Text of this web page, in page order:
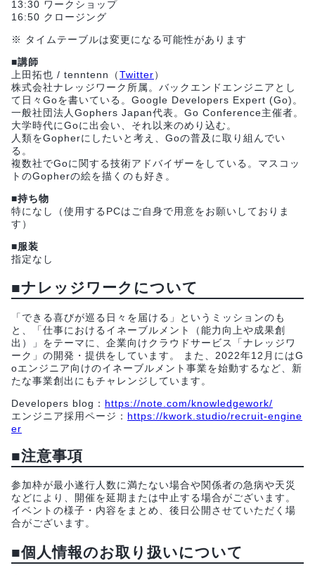
13:30 ワークショップ
16:50 クロージング
※ タイムテーブルは変更になる可能性があります
■講師
上田拓也 / tenntenn（Twitter）
株式会社ナレッジワーク所属。バックエンドエンジニアとし
て日々Goを書いている。Google Developers Expert (Go)。
一般社団法人Gophers Japan代表。Go Conference主催者。
大学時代にGoに出会い、それ以来のめり込む。
人類をGopherにしたいと考え、Goの普及に取り組んでい
る。
複数社でGoに関する技術アドバイザーをしている。マスコッ
トのGopherの絵を描くのも好き。
■持ち物
特になし（使用するPCはご自身で用意をお願いしておりま
す）
■服装
指定なし
■ナレッジワークについて
「できる喜びが巡る日々を届ける」というミッションのも
と、「仕事におけるイネーブルメント（能力向上や成果創
出）」をテーマに、企業向けクラウドサービス「ナレッジワ
ーク」の開発・提供をしています。 また、2022年12月にはG
oエンジニア向けのイネーブルメント事業を始動するなど、新
たな事業創出にもチャレンジしています。
Developers blog： https://note.com/knowledgework/
エンジニア採用ページ： https://kwork.studio/recruit-engine
er
■注意事項
参加枠が最小遂行人数に満たない場合や関係者の急病や天災
などにより、開催を延期または中止する場合がございます。
イベントの様子・内容をまとめ、後日公開させていただく場
合がございます。
■個人情報のお取り扱いについて